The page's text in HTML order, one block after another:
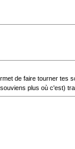
de faire tourner
plus où c'est)